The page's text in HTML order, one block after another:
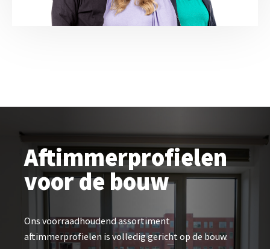
Aftimmerprofielen
voor de bouw
Ons voorraadhoudend assortiment
aftimmerprofielen is volledig gericht op de bouw.